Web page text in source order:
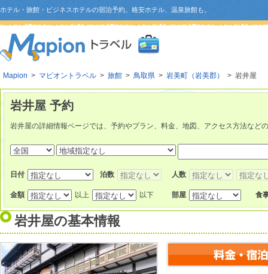
ホテル・旅館・ビジネスホテルの宿泊予約。格安ホテル、温泉旅館も。
Mapion > マピオントラベル > 旅館 > 鳥取県 > 岩美町（岩美郡） > 岩井屋
岩井屋 予約
岩井屋の詳細情報ページでは、予約やプラン、料金、地図、アクセス方法など
日付 泊数 人数
金額 以上 以下 部屋 食
岩井屋の基本情報